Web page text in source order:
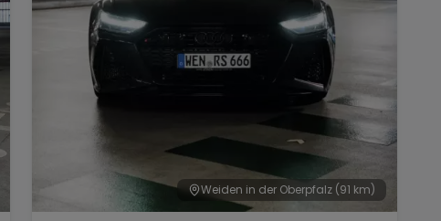
Weiden in der Oberpfalz (91 km)